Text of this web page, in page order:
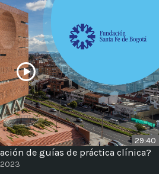
29:40
de guías de práctica clínica?